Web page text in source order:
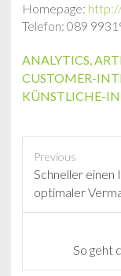
Homepage:
Telefon: 089
ANALYTICS,
CUSTOMER-
KÜNSTLICHE-
Previous
P
r
e
Schneller einen
optimaler
e
So geht